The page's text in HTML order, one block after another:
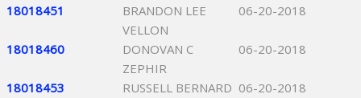
18018451
BRANDON LEE
VELLON
06-20-2018
18018460
DONOVAN C
ZEPHIR
06-20-2018
18018453
RUSSELL BERNARD 06-20-2018